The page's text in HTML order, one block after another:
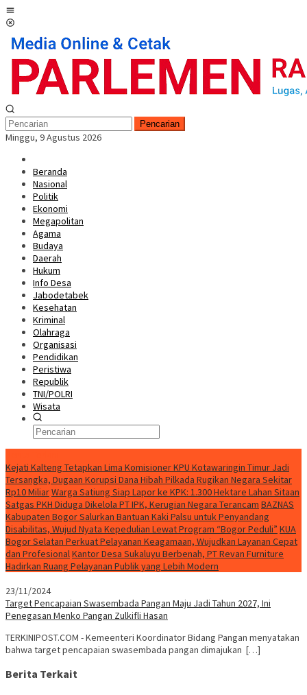
Loncat
ke
konten
Pencarian
Minggu, 9 Agustus 2026
Beranda
Nasional
Politik
Ekonomi
Megapolitan
Agama
Budaya
Daerah
Hukum
Info Desa
Jabodetabek
Kesehatan
Kriminal
Olahraga
Organisasi
Pendidikan
Peristiwa
Republik
TNI/POLRI
Wisata
Kejati Kalteng Tetapkan Lima Komisioner KPU Kotawaringin Timur Jadi
Tersangka, Dugaan Korupsi Dana Hibah Pilkada Rugikan Negara Sekitar
Rp10 MiliarWarga Satiung Siap Lapor ke KPK: 1.300 Hektare Lahan Sitaan
Satgas PKH Diduga Dikelola PT IPK, Kerugian Negara Terancam BAZNAS
Kabupaten Bogor Salurkan Bantuan Kaki Palsu untuk Penyandang
Disabilitas, Wujud Nyata Kepedulian Lewat Program “Bogor Peduli” KUA
Bogor Selatan Perkuat Pelayanan Keagamaan, Wujudkan Layanan Cepat
dan ProfesionalKantor Desa Sukaluyu Berbenah, PT Revan Furniture
Hadirkan Ruang Pelayanan Publik yang Lebih Modern
23/11/2024
Target Pencapaian Swasembada Pangan Maju Jadi Tahun 2027, Ini
Penegasan Menko Pangan Zulkifli Hasan
TERKINIPOST.COM - Kemeenteri Koordinator Bidang Pangan menyatakan
bahwa target pencapaian swasembada pangan dimajukan […]
Berita Terkait